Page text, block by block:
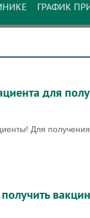
ГРАФИК
для
Для
Дневной